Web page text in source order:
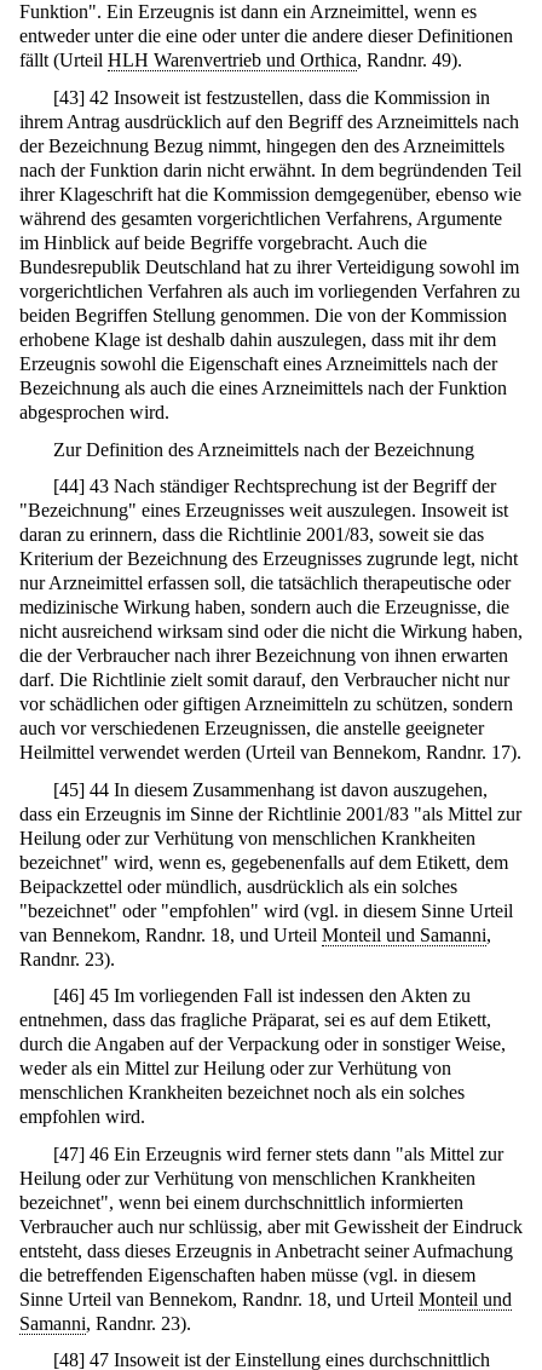
Funktion". Ein Erzeugnis ist dann ein Arzneimittel, wenn es
entweder unter die eine oder unter die andere dieser Definitionen
fällt (Urteil HLH Warenvertrieb und Orthica, Randnr. 49).
[43] 42 Insoweit ist festzustellen, dass die Kommission in
ihrem Antrag ausdrücklich auf den Begriff des Arzneimittels nach
der Bezeichnung Bezug nimmt, hingegen den des Arzneimittels
nach der Funktion darin nicht erwähnt. In dem begründenden Teil
ihrer Klageschrift hat die Kommission demgegenüber, ebenso wie
während des gesamten vorgerichtlichen Verfahrens, Argumente
im Hinblick auf beide Begriffe vorgebracht. Auch die
Bundesrepublik Deutschland hat zu ihrer Verteidigung sowohl im
vorgerichtlichen Verfahren als auch im vorliegenden Verfahren zu
beiden Begriffen Stellung genommen. Die von der Kommission
erhobene Klage ist deshalb dahin auszulegen, dass mit ihr dem
Erzeugnis sowohl die Eigenschaft eines Arzneimittels nach der
Bezeichnung als auch die eines Arzneimittels nach der Funktion
abgesprochen wird.
Zur Definition des Arzneimittels nach der Bezeichnung
[44] 43 Nach ständiger Rechtsprechung ist der Begriff der
"Bezeichnung" eines Erzeugnisses weit auszulegen. Insoweit ist
daran zu erinnern, dass die Richtlinie 2001/83, soweit sie das
Kriterium der Bezeichnung des Erzeugnisses zugrunde legt, nicht
nur Arzneimittel erfassen soll, die tatsächlich therapeutische oder
medizinische Wirkung haben, sondern auch die Erzeugnisse, die
nicht ausreichend wirksam sind oder die nicht die Wirkung haben,
die der Verbraucher nach ihrer Bezeichnung von ihnen erwarten
darf. Die Richtlinie zielt somit darauf, den Verbraucher nicht nur
vor schädlichen oder giftigen Arzneimitteln zu schützen, sondern
auch vor verschiedenen Erzeugnissen, die anstelle geeigneter
Heilmittel verwendet werden (Urteil van Bennekom, Randnr. 17).
[45] 44 In diesem Zusammenhang ist davon auszugehen,
dass ein Erzeugnis im Sinne der Richtlinie 2001/83 "als Mittel zur
Heilung oder zur Verhütung von menschlichen Krankheiten
bezeichnet" wird, wenn es, gegebenenfalls auf dem Etikett, dem
Beipackzettel oder mündlich, ausdrücklich als ein solches
"bezeichnet" oder "empfohlen" wird (vgl. in diesem Sinne Urteil
van Bennekom, Randnr. 18, und Urteil Monteil und Samanni,
Randnr. 23).
[46] 45 Im vorliegenden Fall ist indessen den Akten zu
entnehmen, dass das fragliche Präparat, sei es auf dem Etikett,
durch die Angaben auf der Verpackung oder in sonstiger Weise,
weder als ein Mittel zur Heilung oder zur Verhütung von
menschlichen Krankheiten bezeichnet noch als ein solches
empfohlen wird.
[47] 46 Ein Erzeugnis wird ferner stets dann "als Mittel zur
Heilung oder zur Verhütung von menschlichen Krankheiten
bezeichnet", wenn bei einem durchschnittlich informierten
Verbraucher auch nur schlüssig, aber mit Gewissheit der Eindruck
entsteht, dass dieses Erzeugnis in Anbetracht seiner Aufmachung
die betreffenden Eigenschaften haben müsse (vgl. in diesem
Sinne Urteil van Bennekom, Randnr. 18, und Urteil Monteil und
Samanni, Randnr. 23).
[48] 47 Insoweit ist der Einstellung eines durchschnittlich